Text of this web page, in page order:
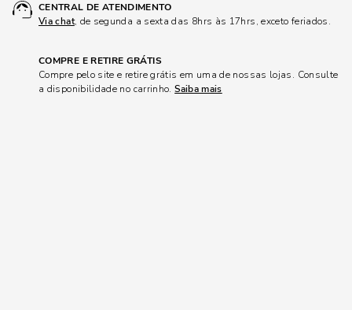
CENTRAL DE ATENDIMENTO
Via chat, de segunda a sexta das 8hrs às 17hrs, exceto feriados.
COMPRE E RETIRE GRÁTIS
Compre pelo site e retire grátis em uma de nossas lojas. Consulte
a disponibilidade no carrinho.Saiba mais